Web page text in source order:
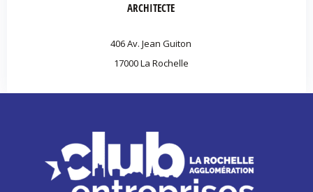
ARCHITECTE
406 Av. Jean Guiton
17000 La Rochelle